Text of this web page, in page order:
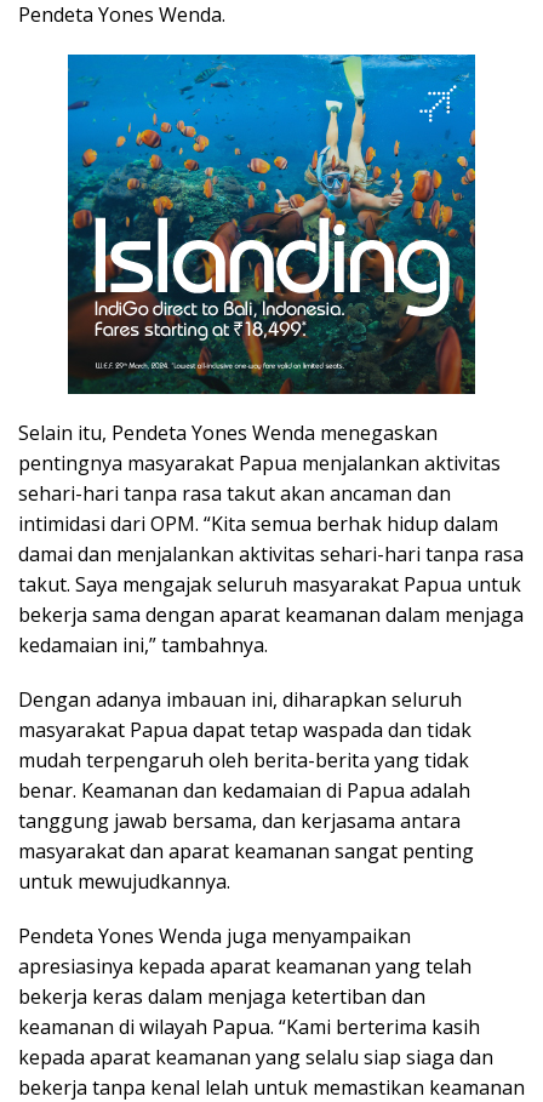
Pendeta Yones Wenda.
Selain itu, Pendeta Yones Wenda menegaskan
pentingnya masyarakat Papua menjalankan aktivitas
sehari-hari tanpa rasa takut akan ancaman dan
intimidasi dari OPM. “Kita semua berhak hidup dalam
damai dan menjalankan aktivitas sehari-hari tanpa rasa
takut. Saya mengajak seluruh masyarakat Papua untuk
bekerja sama dengan aparat keamanan dalam menjaga
kedamaian ini,” tambahnya.
Dengan adanya imbauan ini, diharapkan seluruh
masyarakat Papua dapat tetap waspada dan tidak
mudah terpengaruh oleh berita-berita yang tidak
benar. Keamanan dan kedamaian di Papua adalah
tanggung jawab bersama, dan kerjasama antara
masyarakat dan aparat keamanan sangat penting
untuk mewujudkannya.
Pendeta Yones Wenda juga menyampaikan
apresiasinya kepada aparat keamanan yang telah
bekerja keras dalam menjaga ketertiban dan
keamanan di wilayah Papua. “Kami berterima kasih
kepada aparat keamanan yang selalu siap siaga dan
bekerja tanpa kenal lelah untuk memastikan keamanan